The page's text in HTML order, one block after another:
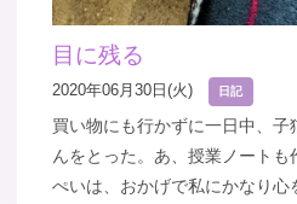
目に残る
2020年06月30日(火) 日記
買い物にも行かずに一日中、
んをとった。あ、授業ノート
ぺいは、おかげで私にかなり心